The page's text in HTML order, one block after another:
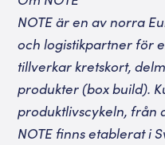
NOTE är en av norra
och logistikpartner för
tillverkar kretskort,
produkter (box build).
produktlivscykeln, från
NOTE finns etablerat i